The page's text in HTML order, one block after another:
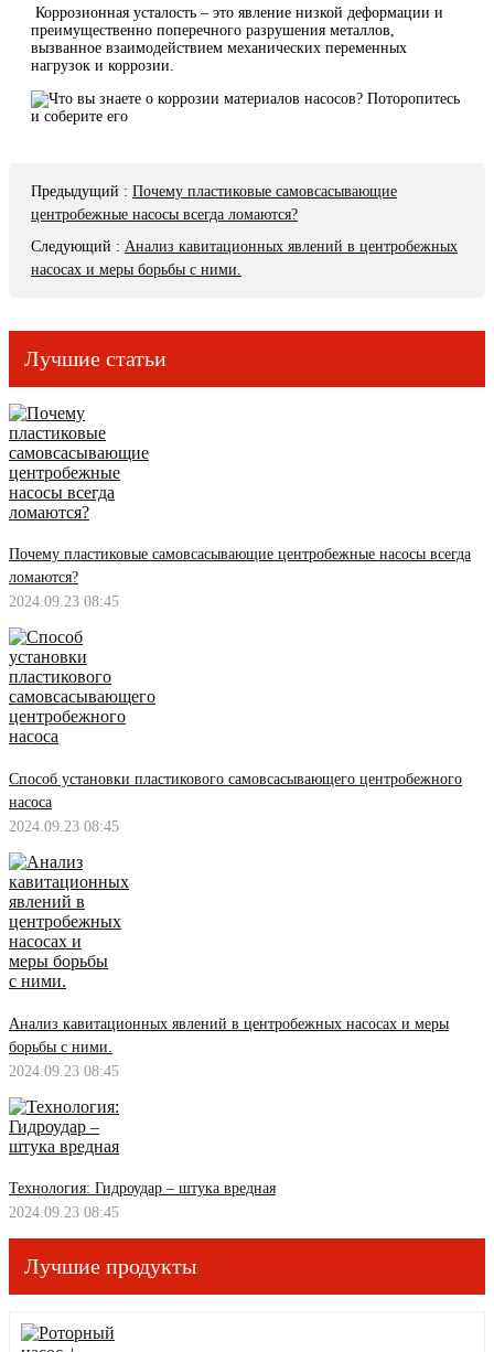
Коррозионная усталость – это явление низкой деформации и
преимущественно поперечного разрушения металлов,
вызванное взаимодействием механических переменных
нагрузок и коррозии.
Предыдущий : Почему пластиковые самовсасывающие
центробежные насосы всегда ломаются?
Следующий : Анализ кавитационных явлений в центробежных
насосах и меры борьбы с ними.
Лучшие статьи
Почему пластиковые самовсасывающие центробежные насосы всегда
ломаются?
2024.09.23 08:45
Способ установки пластикового самовсасывающего центробежного
насоса
2024.09.23 08:45
Анализ кавитационных явлений в центробежных насосах и меры
борьбы с ними.
2024.09.23 08:45
Технология: Гидроудар – штука вредная
2024.09.23 08:45
Лучшие продукты